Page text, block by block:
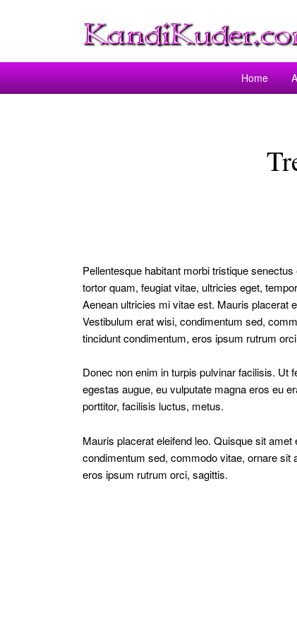
Home
Pellentesque habitant morbi tristique
tortor quam, feugiat vitae, ultricies eget,
Aenean ultricies mi vitae est. Mauris placerat
Vestibulum erat wisi, condimentum sed,
tincidunt condimentum, eros ipsum rutrum
Donec non enim in turpis pulvinar facilisis. Ut
egestas augue, eu vulputate magna eros eu
porttitor, facilisis luctus, metus.
Mauris placerat eleifend leo. Quisque sit
condimentum sed, commodo vitae, ornare sit
eros ipsum rutrum orci, sagittis.